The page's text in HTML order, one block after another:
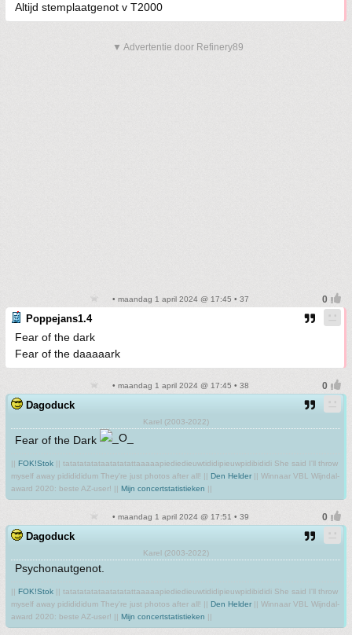
Altijd stemplaatgenot v T2000
▼ Advertentie door Refinery89
• maandag 1 april 2024 @ 17:45 • 37
Poppejans1.4
Fear of the dark
Fear of the daaaaark
• maandag 1 april 2024 @ 17:45 • 38
Dagoduck
Karel (2003-2022)
Fear of the Dark
FOK!Stok || tatatatatataatatatattaaaaapiediedieuwtididipieuwpidibididi She said I'll throw
myself away pididididum They're just photos after all! || Den Helder || Winnaar VBL Wijndal-
award 2020: beste AZ-user! || Mijn concertstatistieken
• maandag 1 april 2024 @ 17:51 • 39
Dagoduck
Karel (2003-2022)
Psychonautgenot.
FOK!Stok || tatatatatataatatatattaaaaapiediedieuwtididipieuwpidibididi She said I'll throw
myself away pididididum They're just photos after all! || Den Helder || Winnaar VBL Wijndal-
award 2020: beste AZ-user! || Mijn concertstatistieken